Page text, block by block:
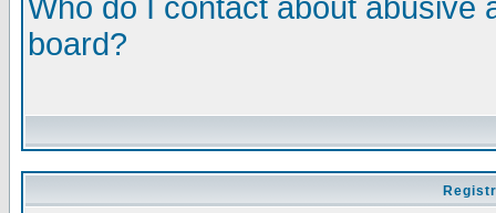
Who do I contact about abusive
board?